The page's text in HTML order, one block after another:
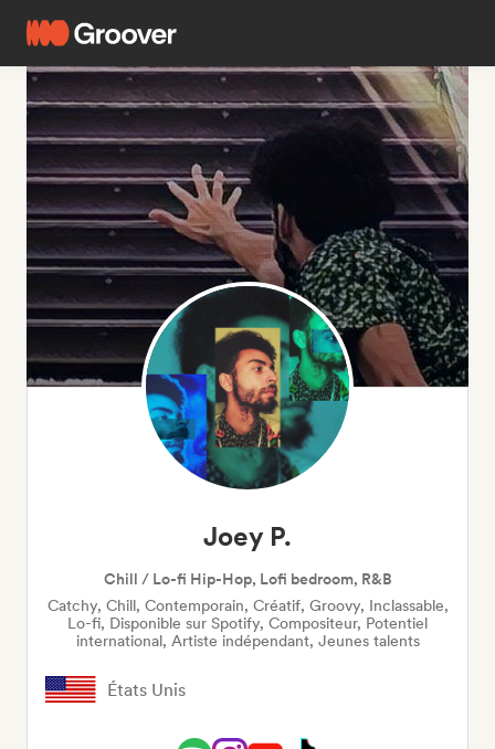
Joey P.
Chill / Lo-fi Hip-Hop, Lofi bedroom, R&B
Catchy, Chill, Contemporain, Créatif, Groovy, Inclassable,
Lo-fi, Disponible sur Spotify, Compositeur, Potentiel
international, Artiste indépendant, Jeunes talents
États Unis